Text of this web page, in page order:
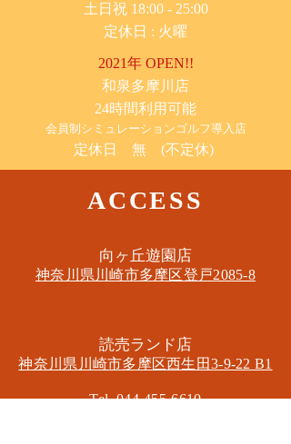
土日祝 18:00 - 25:00
​定休日 : 火曜
2021年 OPEN!!
​和泉多摩川店
24時間利用可能
​会員制シミュレーションゴルフ導入店
定休日 無 (不定休)
ACCESS
​向ヶ丘遊園店
神奈川県川崎市多摩区​登戸2085-8
​読売ランド店
神奈川県川崎市多摩区​西生田3-9-22 B1
Tel. 044-455-6610